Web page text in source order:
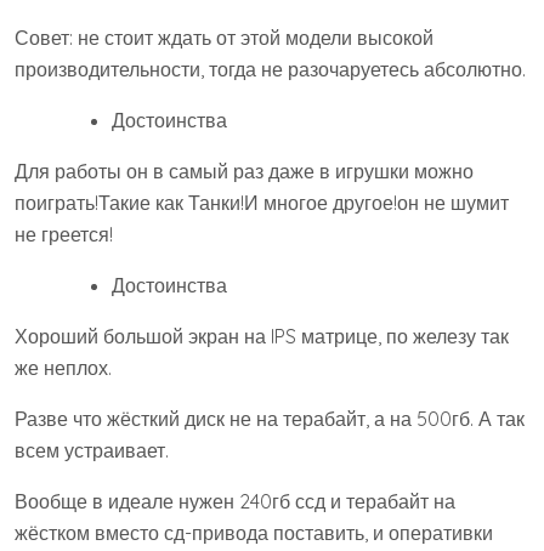
Совет: не стоит ждать от этой модели высокой
производительности, тогда не разочаруетесь абсолютно.
Достоинства
Для работы он в самый раз даже в игрушки можно
поиграть!Такие как Танки!И многое другое!он не шумит
не греется!
Достоинства
Хороший большой экран на IPS матрице, по железу так
же неплох.
Разве что жёсткий диск не на терабайт, а на 500гб. А так
всем устраивает.
Вообще в идеале нужен 240гб ссд и терабайт на
жёстком вместо сд-привода поставить, и оперативки